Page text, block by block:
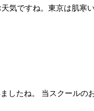
気ですね。東京は肌
したね。 当スクール